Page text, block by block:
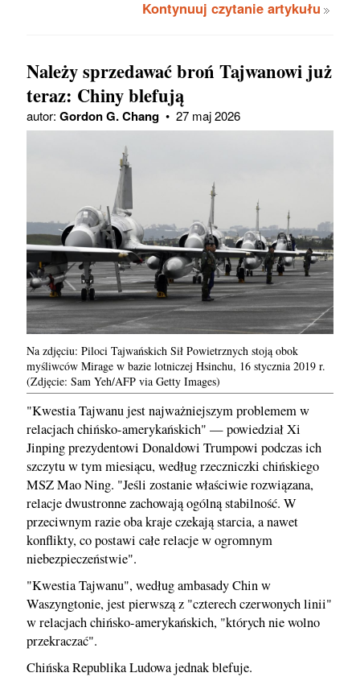
Kontynuuj czytanie artykułu
Należy sprzedawać broń Tajwanowi już
teraz: Chiny blefują
autor: Gordon G. Chang • 27 maj 2026
Na zdjęciu: Piloci Tajwańskich Sił Powietrznych stoją obok
myśliwców Mirage w bazie lotniczej Hsinchu, 16 stycznia 2019 r.
(Zdjęcie: Sam Yeh/AFP via Getty Images)
"Kwestia Tajwanu jest najważniejszym problemem w
relacjach chińsko-amerykańskich" — powiedział Xi
Jinping prezydentowi Donaldowi Trumpowi podczas ich
szczytu w tym miesiącu, według rzeczniczki chińskiego
MSZ Mao Ning. "Jeśli zostanie właściwie rozwiązana,
relacje dwustronne zachowają ogólną stabilność. W
przeciwnym razie oba kraje czekają starcia, a nawet
konflikty, co postawi całe relacje w ogromnym
niebezpieczeństwie".
"Kwestia Tajwanu", według ambasady Chin w
Waszyngtonie, jest pierwszą z "czterech czerwonych linii"
w relacjach chińsko-amerykańskich, "których nie wolno
przekraczać".
Chińska Republika Ludowa jednak blefuje.